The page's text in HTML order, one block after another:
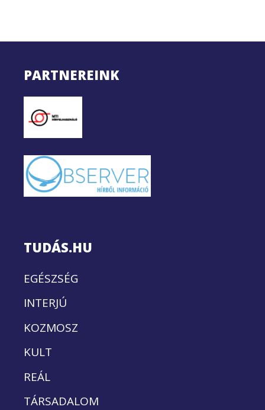
PARTNEREINK
TUDÁS.HU
EGÉSZSÉG
INTERJÚ
KOZMOSZ
KULT
REÁL
TÁRSADALOM